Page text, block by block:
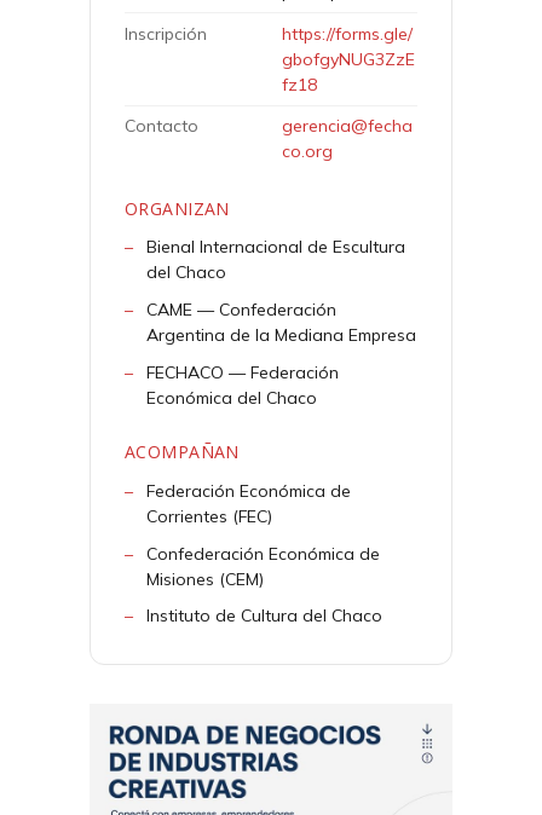
Inscripción
https://forms.gle/
gbofgyNUG3ZzE
fz18
Contacto
gerencia@fecha
co.org
ORGANIZAN
Bienal Internacional de Escultura
del Chaco
CAME — Confederación
Argentina de la Mediana Empresa
FECHACO — Federación
Económica del Chaco
ACOMPAÑAN
Federación Económica de
Corrientes (FEC)
Confederación Económica de
Misiones (CEM)
Instituto de Cultura del Chaco